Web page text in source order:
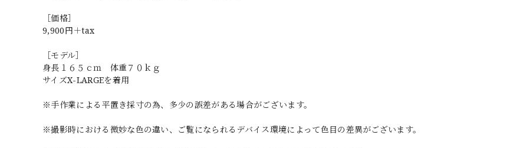
［価格］
9,900円＋tax
［モデル］
身長１６５ｃｍ 体重７０ｋｇ
サイズX-LARGEを着用
※手作業による平置き採寸の為、多少の誤差がある場合がございます。
※撮影時における微妙な色の違い、ご覧になられるデバイス環境によって色目の差異がございます。